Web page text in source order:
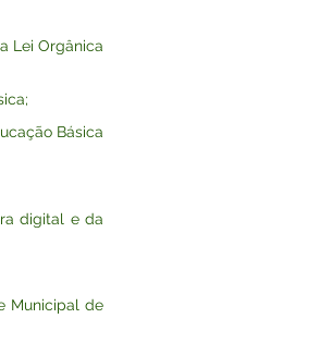
Lei Orgânica
Básica
digital e da
Municipal de